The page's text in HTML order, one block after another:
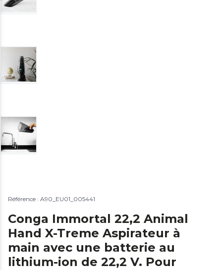
Référence : A90_EU01_005441
Conga Immortal 22,2 Animal
Hand X-Treme Aspirateur à
main avec une batterie au
lithium-ion de 22,2 V. Pour